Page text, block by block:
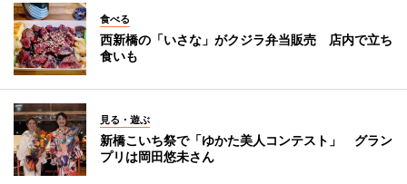
食べる
西新橋の「いさな」がクジラ弁当販売 店内で立ち
食いも
見る・遊ぶ
新橋こいち祭で「ゆかた美人コンテスト」 グラン
プリは岡田悠未さん